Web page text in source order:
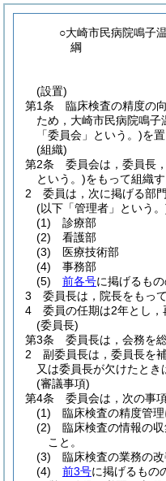
○大崎市民病院鳴子
綱
(設置)
第1条
臨床検査の精度の
ため，大崎市民病院鳴
「委員会」という。)を置
(組織)
第2条
委員会は，委員長
という。)をもって組織す
2
委員は，次に掲げる部
(以下「管理者」という
(1)
診療部
(2)
看護部
(3)
医療技術部
(4)
事務部
(5)
前各号に掲げるも
3
委員長は，院長をもって
4
委員の任期は2年とし，
(委員長)
第3条
委員長は，会務を
2
副委員長は，委員長を
又は委員長が欠けたとき
(審議事項)
第4条
委員会は，次の事
(1)
臨床検査の精度管理
(2)
臨床検査の情報の
こと。
(3)
臨床検査の業務の改
(4)
前3号に掲げるもの